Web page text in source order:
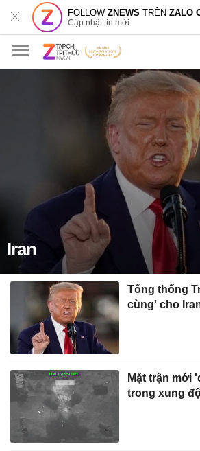
FOLLOWZNEWS TRÊNZALO
Cập nhật tin mới
Iran
Tổng thống
cùng' cho
Mặt trận mới
trong xung